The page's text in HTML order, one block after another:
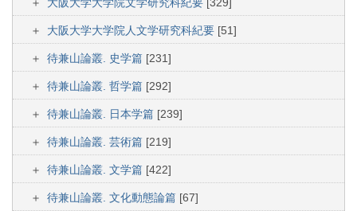
大阪大学大学院人文学研究科紀要 [51]
待兼山論叢. 史学篇 [231]
待兼山論叢. 哲学篇 [292]
待兼山論叢. 日本学篇 [239]
待兼山論叢. 芸術篇 [219]
待兼山論叢. 文学篇 [422]
待兼山論叢. 文化動態論篇 [67]